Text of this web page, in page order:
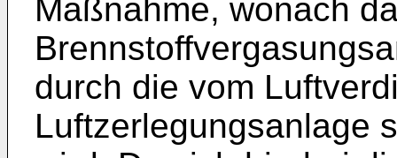
Maßnahme, wonach
durch die vom
Luftzerlegungsanlage